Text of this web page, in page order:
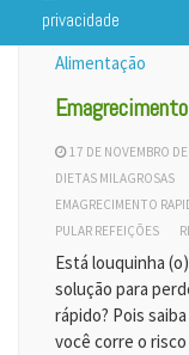
privacidade
Alimentação
17 DE NOVEMBRO
DIETAS MILAGROSAS
EMAGRECIMENTO
PULAR REFEIÇÕES
Está louquinha
solução para
rápido? Pois
você corre o